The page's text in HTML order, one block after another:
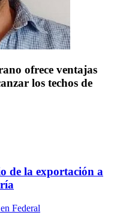
ofrece ventajas
los techos de
de la exportación a
Federal